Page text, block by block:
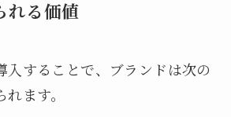
れる価値
入することで、ブランドは次の
ます。